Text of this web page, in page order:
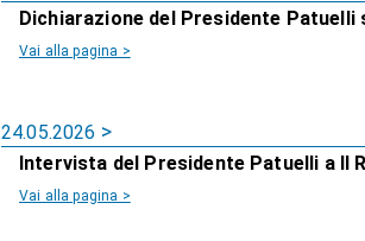
Dichiarazione del Presidente Patuelli
Vai alla pagina >
24.05.2026
Intervista del Presidente Patuelli a Il
Vai alla pagina >